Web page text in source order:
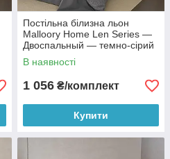
Постільна білизна льон
Malloory Home Len Series —
Двоспальный — темно-сірий
В наявності
1 056 ₴/комплект
Купити